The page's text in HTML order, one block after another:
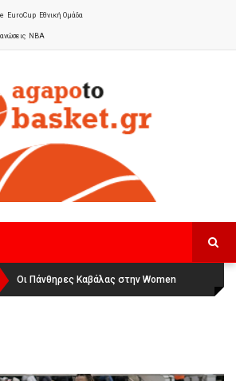
EuroCup Εθνική Ομάδα
NBA
Οι Πάνθηρες Καβάλας στην Women
Basketball League 1:
Αναχώρησε για τα Γιάννενα η Εθνική
Γυναικών